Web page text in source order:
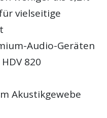
vielseitige
Audio-Geräten
820
Akustikgewebe